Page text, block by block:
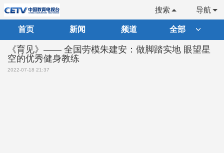
导航
搜索
首页 新闻 频道 全部
《育见》—— 全国劳模朱建安：做脚踏实地 眼望星
空的优秀健身教练
2022-07-18 21:37